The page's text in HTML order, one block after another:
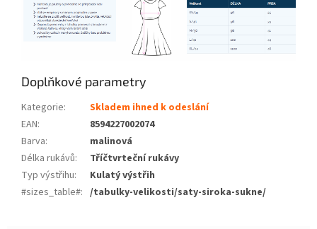
Doplňkové parametry
Kategorie:
Skladem ihned k odeslání
EAN:
8594227002074
Barva:
malinová
Délka rukávů:
Tříčtvrteční rukávy
Typ výstřihu:
Kulatý výstřih
#sizes_table#: /tabulky-velikosti/saty-siroka-sukne/